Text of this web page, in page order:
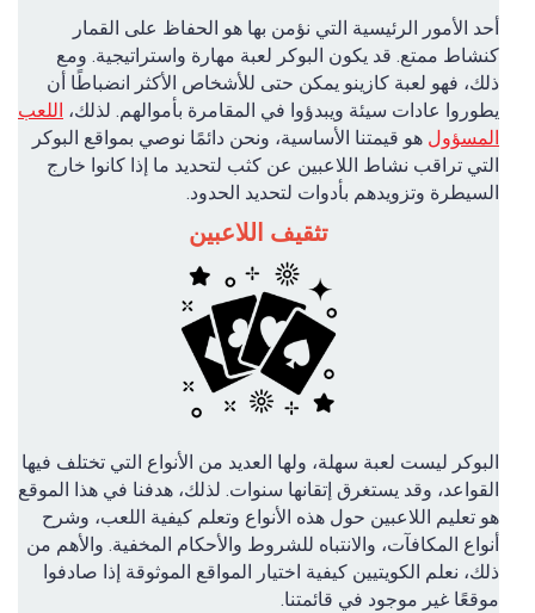
أحد الأمور الرئيسية التي نؤمن بها هو الحفاظ على القمار
كنشاط ممتع. قد يكون البوكر لعبة مهارة واستراتيجية. ومع
ذلك، فهو لعبة كازينو يمكن حتى للأشخاص الأكثر انضباطًا أن
يطوروا عادات سيئة ويبدؤوا في المقامرة بأموالهم. لذلك، اللعب
المسؤول هو قيمتنا الأساسية، ونحن دائمًا نوصي بمواقع البوكر
التي تراقب نشاط اللاعبين عن كثب لتحديد ما إذا كانوا خارج
السيطرة وتزويدهم بأدوات لتحديد الحدود.
تثقيف اللاعبين
البوكر ليست لعبة سهلة، ولها العديد من الأنواع التي تختلف فيها
القواعد، وقد يستغرق إتقانها سنوات. لذلك، هدفنا في هذا الموقع
هو تعليم اللاعبين حول هذه الأنواع وتعلم كيفية اللعب، وشرح
أنواع المكافآت، والانتباه للشروط والأحكام المخفية. والأهم من
ذلك، نعلم الكويتيين كيفية اختيار المواقع الموثوقة إذا صادفوا
موقعًا غير موجود في قائمتنا.